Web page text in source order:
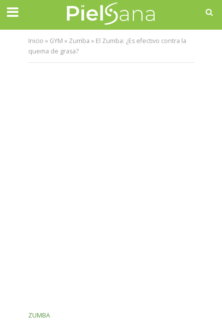
Inicio » GYM » Zumba » El Zumba: ¿Es efectivo contra la
quema de grasa?
ZUMBA